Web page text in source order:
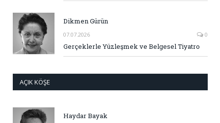
Dikmen Gürün
07.07.2026 0
Gerçeklerle Yüzleşmek ve Belgesel Tiyatro
AÇIK KÖŞE
Haydar Bayak